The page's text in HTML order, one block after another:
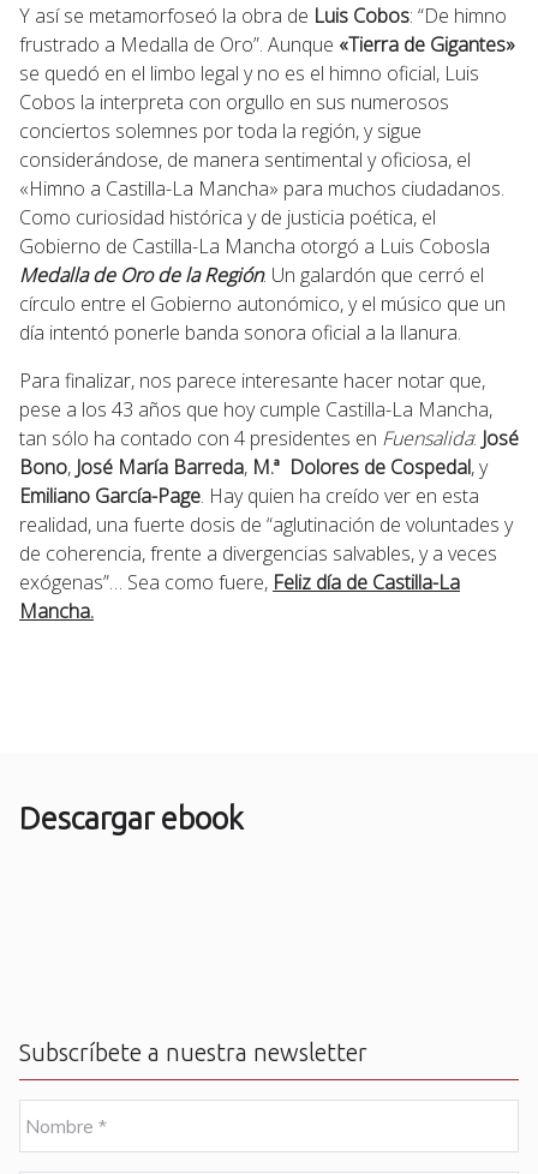
Y así se metamorfoseó la obra de Luis Cobos: “De himno
frustrado a Medalla de Oro”. Aunque «Tierra de Gigantes»
se quedó en el limbo legal y no es el himno oficial, Luis
Cobos la interpreta con orgullo en sus numerosos
conciertos solemnes por toda la región, y sigue
considerándose, de manera sentimental y oficiosa, el
«Himno a Castilla-La Mancha» para muchos ciudadanos.
Como curiosidad histórica y de justicia poética, el
Gobierno de Castilla-La Mancha otorgó a Luis Cobosla
Medalla de Oro de la Región. Un galardón que cerró el
círculo entre el Gobierno autonómico, y el músico que un
día intentó ponerle banda sonora oficial a la llanura.
Para finalizar, nos parece interesante hacer notar que,
pese a los 43 años que hoy cumple Castilla-La Mancha,
tan sólo ha contado con 4 presidentes en Fuensalida: José
Bono, José María Barreda, M.ª Dolores de Cospedal, y
Emiliano García-Page. Hay quien ha creído ver en esta
realidad, una fuerte dosis de “aglutinación de voluntades y
de coherencia, frente a divergencias salvables, y a veces
exógenas”… Sea como fuere, Feliz día de Castilla-La
Mancha.
Descargar ebook
Subscríbete a nuestra newsletter
o
m